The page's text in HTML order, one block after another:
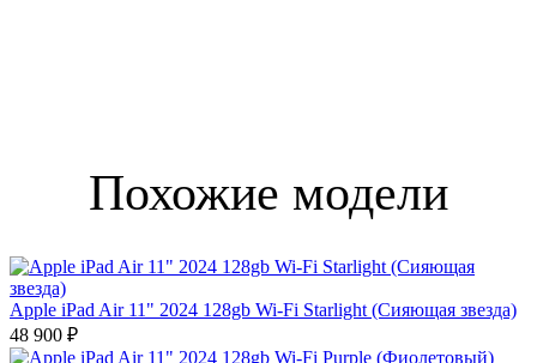
Похожие модели
Apple iPad Air 11" 2024 128gb Wi-Fi Starlight (Сияющая звезда)
48 900 ₽